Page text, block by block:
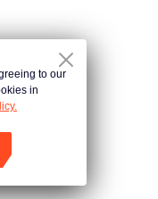
น (พากย์ไทย)
to our
in